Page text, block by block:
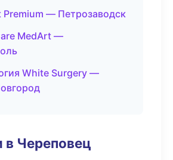
— Петрозаводск
MedArt —
White Surgery —
в Череповец